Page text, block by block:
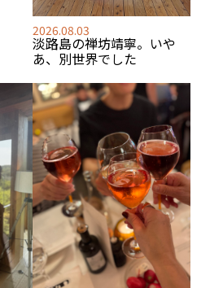
2026.08.03
淡路島の禅坊靖寧。いや
あ、別世界でした